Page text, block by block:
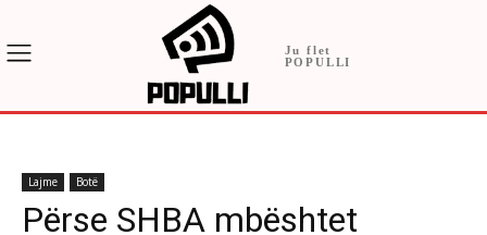
Ju flet
POPULLI
Lajme Botë
Përse SHBA mbështet